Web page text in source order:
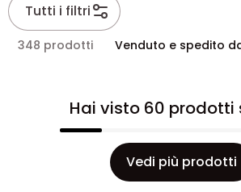
supplementare. Grazie ai suoi
organizzati, aiuta a mantenere
ordinato e ottimizzato senza
Tutti i filtri
348 prodotti Venduto e spedito
Hai visto 60 prodotti
Vedi più prodotti